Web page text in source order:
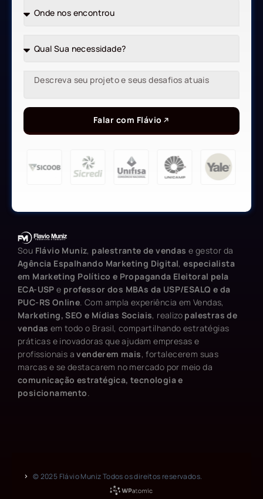
Falar com Flávio
Sou Flávio Muniz, palestrante de vendas e gestor da
Agência Espalhando Marketing Digital,especialista
em Marketing Político e Propaganda Eleitoral pela
ECA-USP e professor dos MBAs da USP/ESALQ e da
PUC-RS Online . Com ampla experiência em Vendas,
Marketing, SEO e Mídias Sociais, realizo palestras de
vendas em todo o Brasil, compartilhando estratégias
práticas e inovadoras que ajudam empresas e
profissionais avenderem mais, fortalecerem suas
marcas e se destacarem no mercado por meio da
comunicação estratégica, tecnologia e
posicionamento
© 2025 Flávio Muniz Todos os direitos reservados.